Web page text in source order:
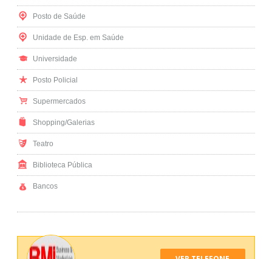
Posto de Saúde
Unidade de Esp. em Saúde
Universidade
Posto Policial
Supermercados
Shopping/Galerias
Teatro
Biblioteca Pública
Bancos